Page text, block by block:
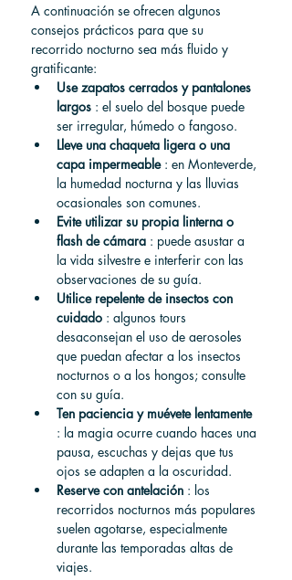
A continuación se ofrecen algunos
consejos prácticos para que su
recorrido nocturno sea más fluido y
gratificante:
Use zapatos cerrados y pantalones
largos : el suelo del bosque puede
ser irregular, húmedo o fangoso.
Lleve una chaqueta ligera o una
capa impermeable : en Monteverde,
la humedad nocturna y las lluvias
ocasionales son comunes.
Evite utilizar su propia linterna o
flash de cámara : puede asustar a
la vida silvestre e interferir con las
observaciones de su guía.
Utilice repelente de insectos con
cuidado : algunos tours
desaconsejan el uso de aerosoles
que puedan afectar a los insectos
nocturnos o a los hongos; consulte
con su guía.
Ten paciencia y muévete lentamente
: la magia ocurre cuando haces una
pausa, escuchas y dejas que tus
ojos se adapten a la oscuridad.
Reserve con antelación : los
recorridos nocturnos más populares
suelen agotarse, especialmente
durante las temporadas altas de
viajes.